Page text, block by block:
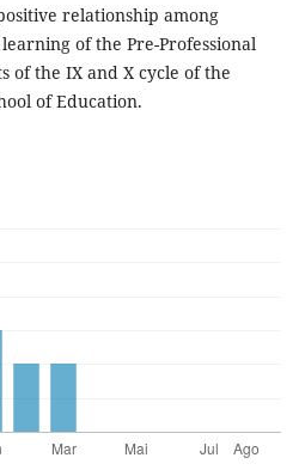
relationship among
of the Pre-Professional
of the IX and X cycle of the
of Education.